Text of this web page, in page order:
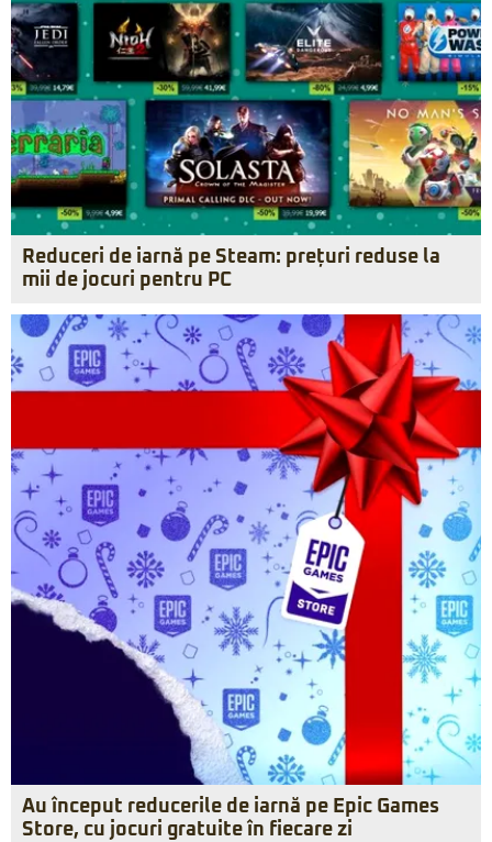
Reduceri de iarnă pe Steam: prețuri reduse la
mii de jocuri pentru PC
Au început reducerile de iarnă pe Epic Games
Store, cu jocuri gratuite în fiecare zi